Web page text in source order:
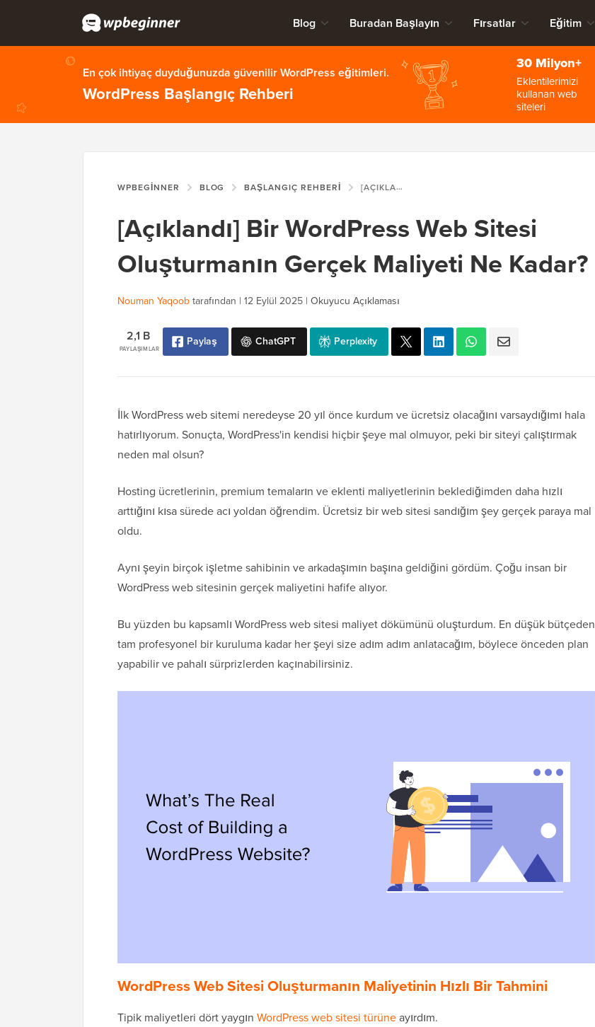
Blog Buradan Başlayın Fırsatlar Eğitim
En çok ihtiyaç duyduğunuzda güvenilir WordPress eğitimleri.
WordPress Başlangıç Rehberi
30 Milyon+
Eklentilerimizi
kullanan web
siteleri
WPBEGINNER BLOG BAŞLANGIÇ REHBERI [AÇIKLANDI] BIR WORDPRESS WEB SITESI OLUŞTURMANIN GERÇEK MALIYETI NE KADAR?
[Açıklandı] Bir WordPress Web Sitesi
Oluşturmanın Gerçek Maliyeti Ne Kadar?
Nouman Yaqoobtarafından | 12 Eylül 2025 | Okuyucu Açıklaması
PAYLAŞIMLAR
2,1 B Paylaş ChatGPT Perplexity
İlk WordPress web sitemi neredeyse 20 yıl önce kurdum ve ücretsiz olacağını varsaydığımı hala
hatırlıyorum. Sonuçta, WordPress'in kendisi hiçbir şeye mal olmuyor, peki bir siteyi çalıştırmak
neden mal olsun?
Hosting ücretlerinin, premium temaların ve eklenti maliyetlerinin beklediğimden daha hızlı
arttığını kısa sürede acı yoldan öğrendim. Ücretsiz bir web sitesi sandığım şey gerçek paraya mal
oldu.
Aynı şeyin birçok işletme sahibinin ve arkadaşımın başına geldiğini gördüm. Çoğu insan bir
WordPress web sitesinin gerçek maliyetini hafife alıyor.
Bu yüzden bu kapsamlı WordPress web sitesi maliyet dökümünü oluşturdum. En düşük bütçeden
tam profesyonel bir kuruluma kadar her şeyi size adım adım anlatacağım, böylece önceden plan
yapabilir ve pahalı sürprizlerden kaçınabilirsiniz.
WordPress Web Sitesi Oluşturmanın Maliyetinin Hızlı Bir Tahmini
Tipik maliyetleri dört yaygın WordPress web sitesi türüneayırdım.